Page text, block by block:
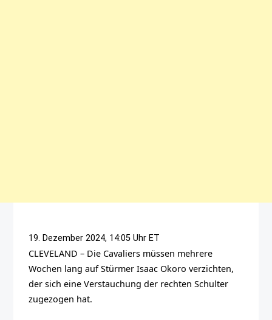
19. Dezember 2024, 14:05 Uhr ET
CLEVELAND – Die Cavaliers müssen mehrere
Wochen lang auf Stürmer Isaac Okoro verzichten,
der sich eine Verstauchung der rechten Schulter
zugezogen hat.